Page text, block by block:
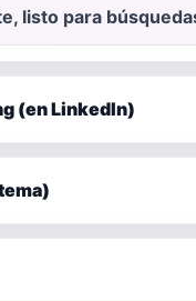
listo para
(en LinkedIn)